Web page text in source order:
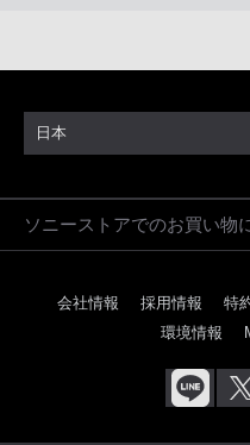
日本
ソニーストアでのお買い物
会社情報 採用情報 特
環境情報